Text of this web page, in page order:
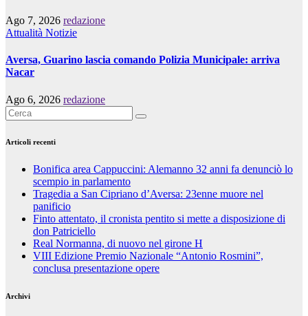
Ago 7, 2026 redazione
Attualità Notizie
Aversa, Guarino lascia comando Polizia Municipale: arriva
Nacar
Ago 6, 2026 redazione
Articoli recenti
Bonifica area Cappuccini: Alemanno 32 anni fa denunciò lo
scempio in parlamento
Tragedia a San Cipriano d’Aversa: 23enne muore nel
panificio
Finto attentato, il cronista pentito si mette a disposizione di
don Patriciello
Real Normanna, di nuovo nel girone H
VIII Edizione Premio Nazionale “Antonio Rosmini”,
conclusa presentazione opere
Archivi